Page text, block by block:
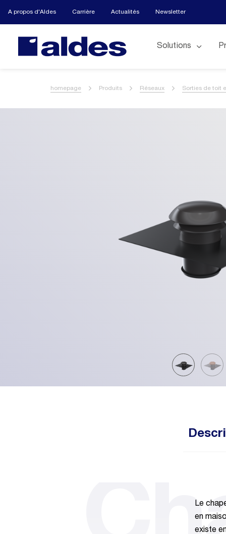
A propos d'Aldes Carrière Actualités Newsletter
Solutions
homepage Produits Réseaux Sorties de toit
Le
en
existe